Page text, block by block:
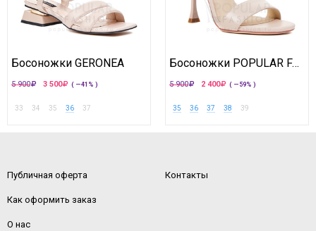
Босоножки GERONEA
5 900 3 500 ( —41% )
33 34 35 36 37
Босоножки POPULAR FASHION
5 900 2 400 ( —59% )
35 36 37 38 39
Публичная оферта
Как оформить заказ
О нас
Контакты